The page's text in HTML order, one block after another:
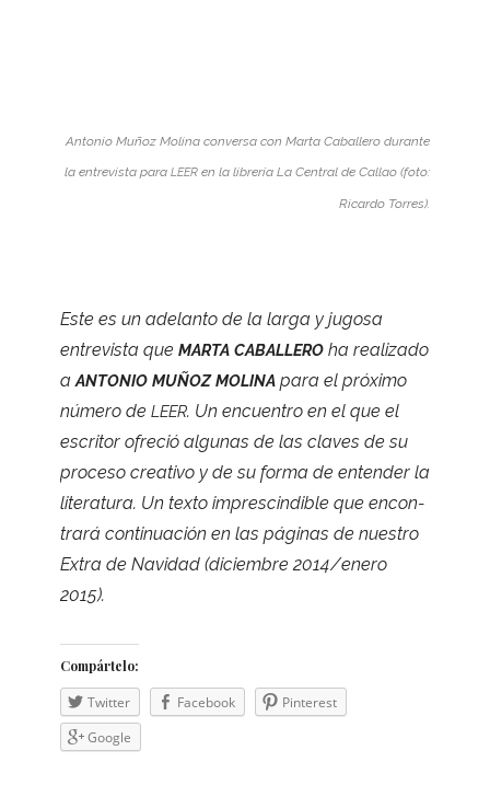
Anto­nio Muñoz Molina con­versa con Marta Caba­llero durante
la entre­vista paraLEER en la libre­ría La Cen­tral de Callao (foto:
Ricardo Torres).
Este es un ade­lanto de la larga y jugosa
entre­vista que MARTA CABALLEROha rea­li­zado
aANTONIO MUÑOZ MOLINApara el pró­ximo
número de LEER. Un encuen­tro en el que el
escri­tor ofre­ció algu­nas de las cla­ves de su
pro­ceso crea­tivo y de su forma de enten­der la
lite­ra­tura. Un texto impres­cin­di­ble que encon­
trará con­ti­nua­ción en las pági­nas de nues­tro
Extra de Navi­dad (diciem­bre 2014/enero
2015).
Com­pár­telo:
Twit­ter Face­book
Pin­te­rest
Goo­gle